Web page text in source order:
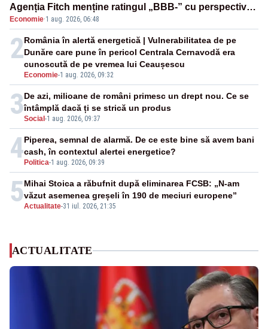
Agenția Fitch menține ratingul „BBB-” cu perspectivă
negativă
Economie·1 aug. 2026, 06:48
2
Economie-1 aug. 2026, 09:32
România în alertă energetică | Vulnerabilitatea de pe
Dunăre care pune în pericol Centrala Cernavodă era
cunoscută de pe vremea lui Ceaușescu
3Social -1 aug. 2026, 09:37
De azi, milioane de români primesc un drept nou. Ce se
întâmplă dacă ți se strică un produs
4 Politica-1 aug. 2026, 09:39
Piperea, semnal de alarmă. De ce este bine să avem bani
cash, în contextul alertei energetice?
5Actualitate-31 iul. 2026, 21:35
Mihai Stoica a răbufnit după eliminarea FCSB: „N-am
văzut asemenea greșeli în 190 de meciuri europene”
ACTUALITATE